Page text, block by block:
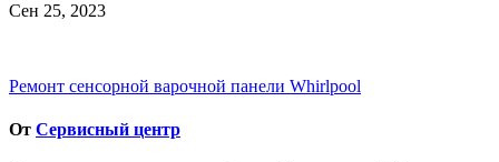
Сен 25, 2023
Навигация
по
Ремонт сенсорной варочной панели Whirlpool
От Сервисный центр